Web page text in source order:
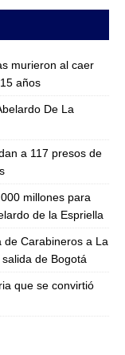
murieron al caer
años
De La
a 117 presos de
millones para
de la Espriella
de Carabineros a La
de Bogotá
que se convirtió